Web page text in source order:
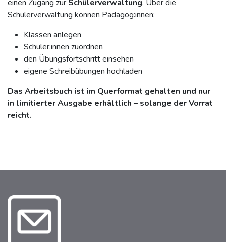
einen Zugang zur Schülerverwaltung. Über die
Schülerverwaltung können Pädagog:innen:
Klassen anlegen
Schüler:innen zuordnen
den Übungsfortschritt einsehen
eigene Schreibübungen hochladen
Das Arbeitsbuch ist im Querformat gehalten und nur
in limitierter Ausgabe erhältlich – solange der Vorrat
reicht.